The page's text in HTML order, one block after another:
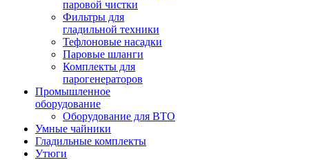
паровой чистки
Фильтры для
гладильной техники
Тефлоновые насадки
Паровые шланги
Комплекты для
парогенераторов
Промышленное
оборудование
Оборудование для ВТО
Умные чайники
Гладильные комплекты
Утюги